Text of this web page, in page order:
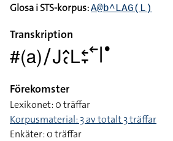
Glosa i STS-korpus:A@b^LAG(L)
Transkription
#(a)􌥠􌤢􌤵􌥗􌥈􌥓􌥙􌥢􌥼􌤟
Förekomster
Lexikonet: 0 träffar
Korpusmaterial: 3 av totalt 3 träffar
Enkäter: 0 träffar